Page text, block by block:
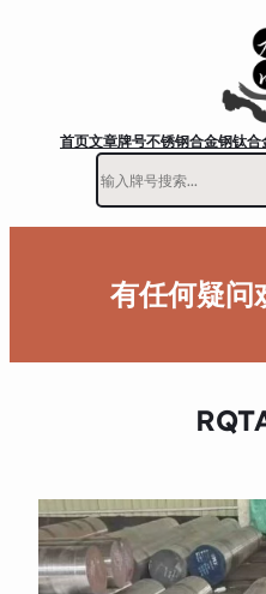
首页文章牌号不锈钢合金钢钛合
有任何疑问